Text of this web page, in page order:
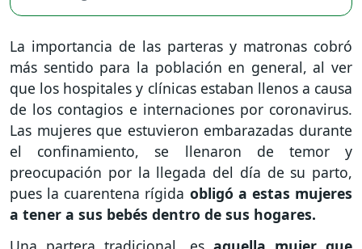
La importancia de las parteras y matronas cobró
más sentido para la población en general, al ver
que los hospitales y clínicas estaban llenos a causa
de los contagios e internaciones por coronavirus.
Las mujeres que estuvieron embarazadas durante
el confinamiento, se llenaron de temor y
preocupación por la llegada del día de su parto,
pues la cuarentena rígida obligó a estas mujeres
a tener a sus bebés dentro de sus hogares.